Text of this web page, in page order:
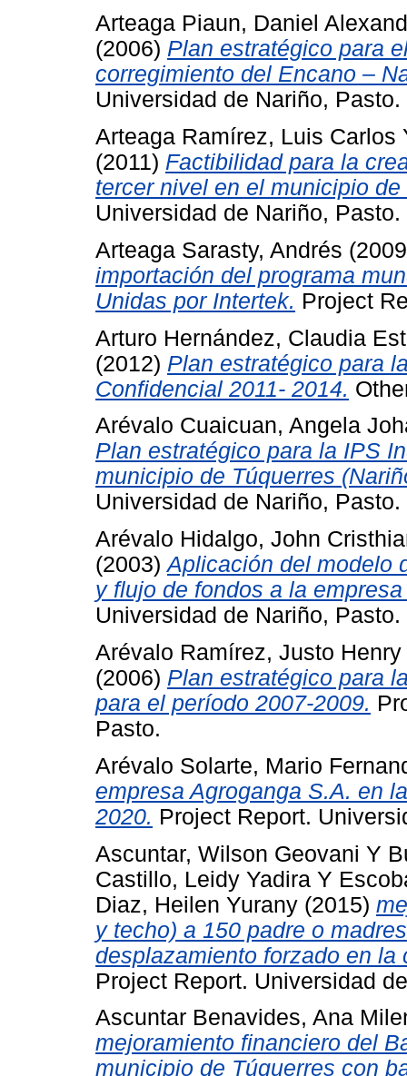
Arteaga Piaun, Daniel
(2006) Plan estratégico para
corregimiento del Encano –
Universidad de Nariño, Pasto.
Arteaga Ramírez, Luis Carlos
(2011) Factibilidad para la
tercer nivel en el municipio de
Universidad de Nariño, Pasto.
Arteaga Sarasty, Andrés
importación del programa
Unidas por Intertek. Project
Arturo Hernández, Claudia
(2012) Plan estratégico para
Confidencial 2011- 2014.
Arévalo Cuaicuan, Angela
Plan estratégico para la IPS
municipio de Túquerres
Universidad de Nariño, Pasto.
Arévalo Hidalgo, John
(2003)Aplicación del modelo
y flujo de fondos a la
Universidad de Nariño, Pasto.
Arévalo Ramírez, Justo Henry
(2006) Plan estratégico para
para el período 2007-2009.
Pasto.
Arévalo Solarte, Mario
empresa Agroganga S.A. en
2020. Project Report.
Ascuntar, Wilson Geovani Y
Castillo, Leidy Yadira Y
Diaz, Heilen Yurany (2015)
y techo) a 150 padre o
desplazamiento forzado en la
Project Report. Universidad
Ascuntar Benavides, Ana
mejoramiento financiero del
municipio de Túquerres con